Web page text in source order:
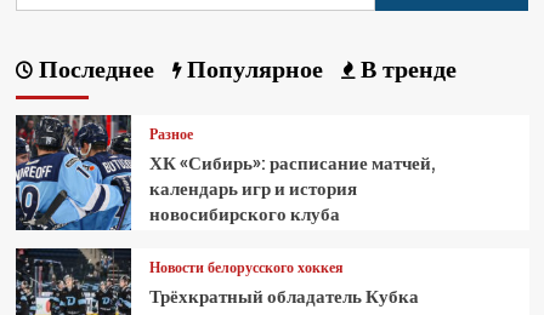
Последнее Популярное В тренде
Разное
ХК «Сибирь»: расписание матчей,
календарь игр и история
новосибирского клуба
Новости белорусского хоккея
Трёхкратный обладатель Кубка